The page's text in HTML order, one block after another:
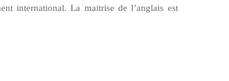
international. La maitrise de l’anglais est